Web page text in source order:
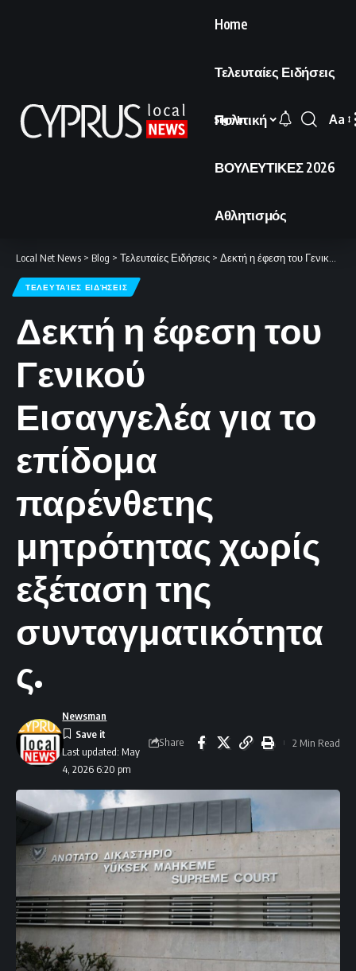
Home
Τελευταίες Ειδήσεις
Πολιτική
ΒΟΥΛΕΥΤΙΚΕΣ 2026
Αθλητισμός
Sign In
Font
Aa
Local Net News > Blog > Τελευταίες Ειδήσεις > Δεκτή η έφεση του Γενικού Εισαγγελέα για το επίδομα παρένθετης μητρότητας χωρίς εξέταση της συνταγματικότητας.
ΤΕΛΕΥΤΑΊΕΣ ΕΙΔΉΣΕΙΣ
Δεκτή η έφεση του
Γενικού
Εισαγγελέα για το
επίδομα
παρένθετης
μητρότητας χωρίς
εξέταση της
συνταγματικότητα
ς.
Last updated: May
4, 2026 6:20 pm
Newsman
Share 2 Min Read